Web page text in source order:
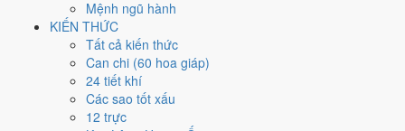
Mệnh ngũ hành
KIẾN THỨC
Tất cả kiến thức
Can chi (60 hoa giáp)
24 tiết khí
Các sao tốt xấu
12 trực
Ngày 17/9/2026 tốt hay xấu cho
việc gì?
Ngày 17/9/2026 đạt6.6/10 trung bình cho 7 việc chính: cao nhất là
hợp đồng - giao ước (10/10)